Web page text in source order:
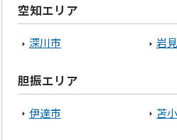
空知エリア
深川市 岩
胆振エリア
伊達市 苫